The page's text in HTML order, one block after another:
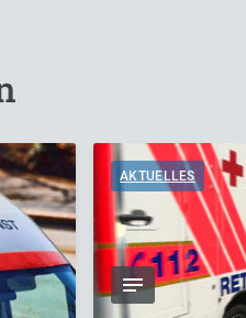
AKTUELLES